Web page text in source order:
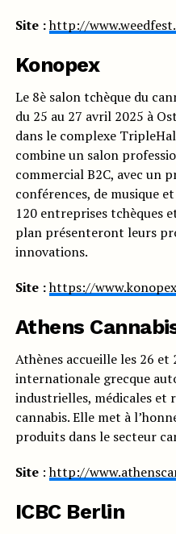
Site :http://
Konopex
Le 8è salon tchèque du
du 25 au 27 avril 2025 à
dans le complexe
combine un salon
commercial B2C, avec un
conférences, de musique
120 entreprises tchèques
plan présenteront leurs
innovations.
Site :https://
Athens
Athènes accueille les 26
internationale grecque
industrielles, médicales et
cannabis. Elle met à
produits dans le secteur
Site:http://
ICBC Berlin